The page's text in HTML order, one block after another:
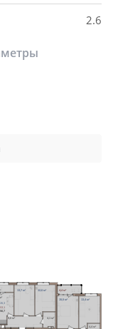
2.6
13,7 м² 12,6 м²
4,1 м²
9,0 м²
15,5 м²
4,4 м²
13,4 м²
4,4 м²
26,3
53,1
56,7